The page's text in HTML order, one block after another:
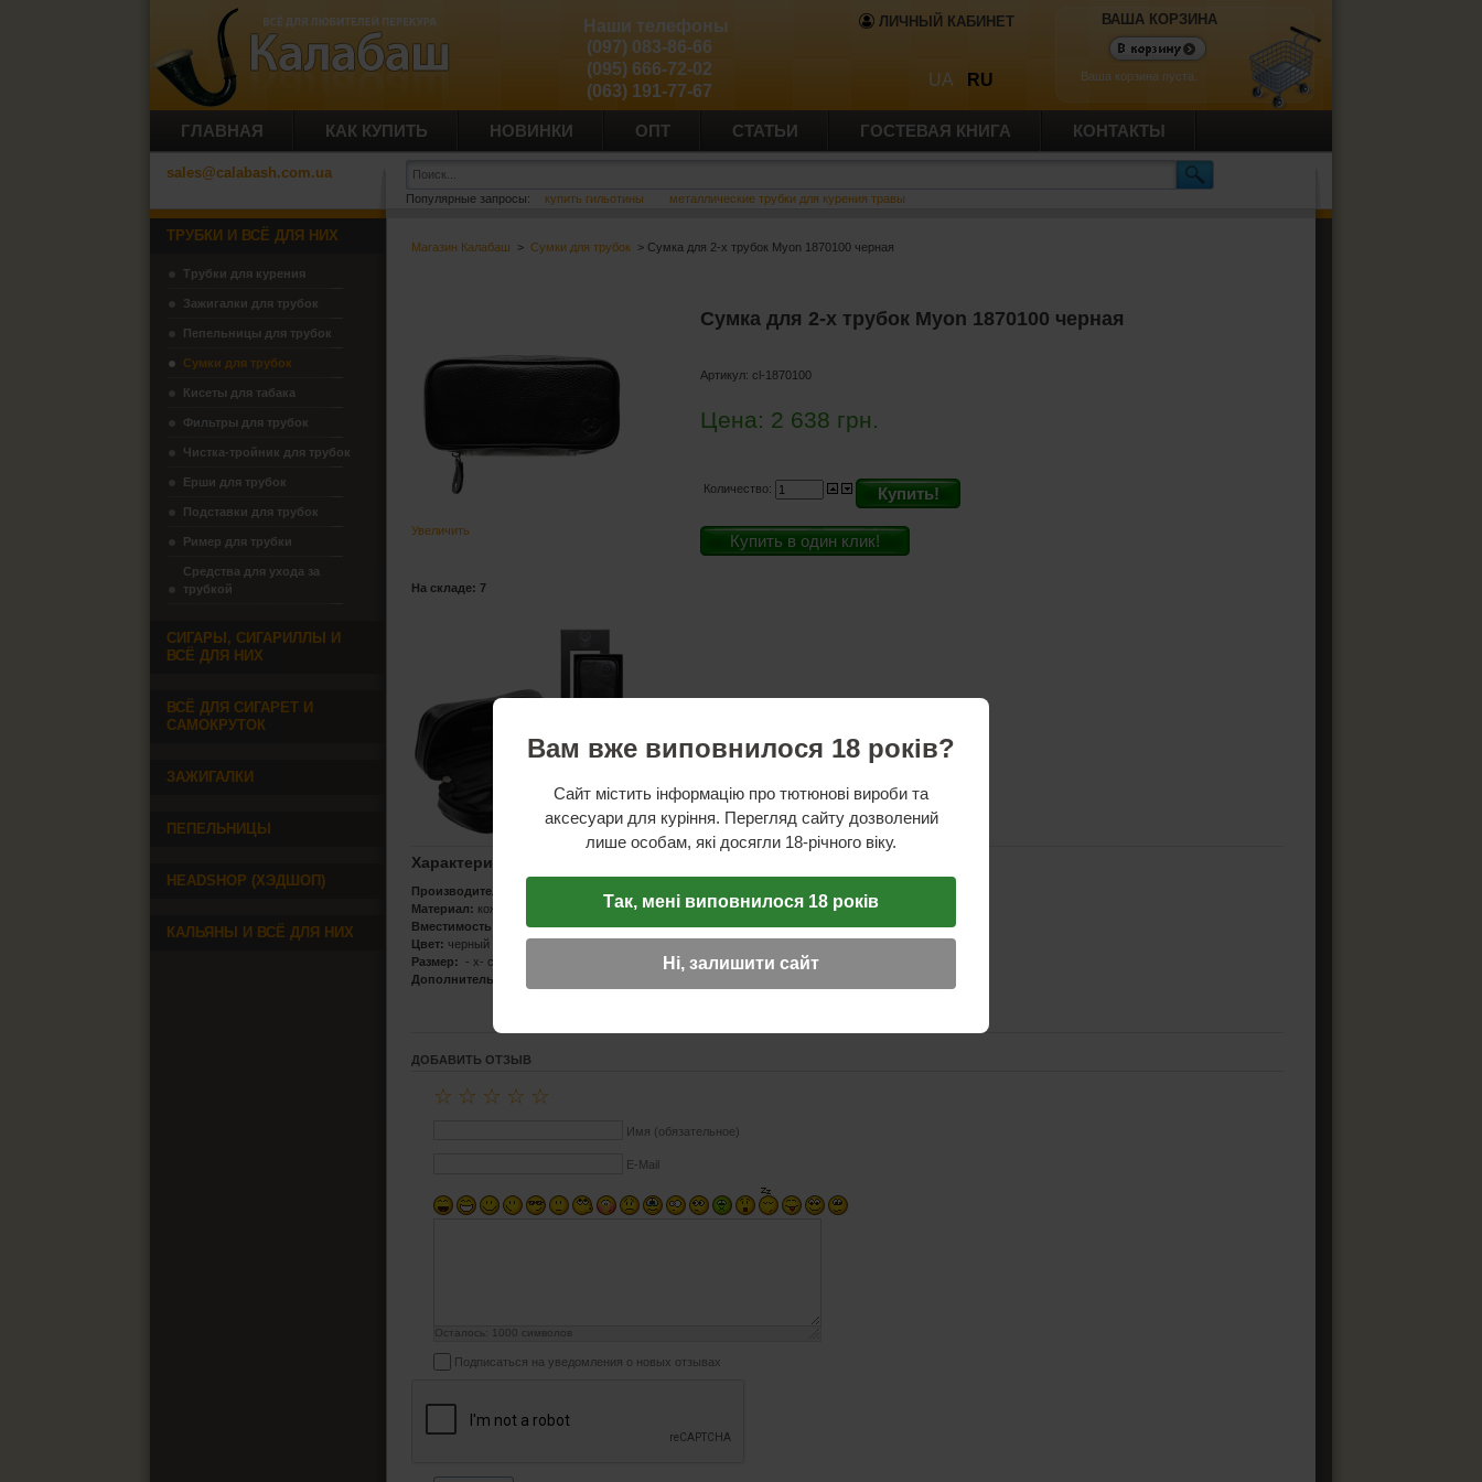
ЛИЧНЫЙ КАБИНЕТ
UA RU
Наши телефоны
(097) 083-86-66
(095) 666-72-02
(063) 191-77-67
ВАША КОРЗИНА
Ваша корзина пуста.
ГЛАВНАЯ КАК КУПИТЬ НОВИНКИ ОПТ СТАТЬИ ГОСТЕВАЯ КНИГА КОНТАКТЫ
sales@calabash.com.ua
Популярные запросы: купить гильотины металлические трубки для курения травы
Магазин Калабаш > Сумки для трубок > Сумка для 2-х трубок Myon 1870100 черная
Увеличить
Сумка для 2-х трубок Myon 1870100 черная
Артикул:cl-1870100
Цена: 2 638 грн.
Количество: Купить!
Купить в один клик!
На складе: 7
Характеристики
Производитель:
Материал: кожа
Вместимость:
для 2-х трубок
Цвет: черный
Размер:
- х- см
Дополнительно:
ДОБАВИТЬ ОТЗЫВ
☆
☆
☆
☆
☆
Имя (обязательное)
E-Mail
Осталось: 1000 символов
Подписаться на уведомления о новых отзывах
ТРУБКИ И ВСЁ ДЛЯ НИХ
Трубки для курения
Зажигалки для трубок
Пепельницы для трубок
Сумки для трубок
Кисеты для табака
Фильтры для трубок
Чистка-тройник для трубок
Ерши для трубок
Подставки для трубок
Ример для трубки
Средства для ухода за
трубкой
СИГАРЫ, СИГАРИЛЛЫ И
ВСЁ ДЛЯ НИХ
ВСЁ ДЛЯ СИГАРЕТ И
САМОКРУТОК
ЗАЖИГАЛКИ
ПЕПЕЛЬНИЦЫ
HEADSHOP (ХЭДШОП)
КАЛЬЯНЫ И ВСЁ ДЛЯ НИХ
Вам вже виповнилося 18 років?
Сайт містить інформацію про тютюнові вироби та
аксесуари для куріння. Перегляд сайту дозволений
лише особам, які досягли 18-річного віку.
Так, мені виповнилося 18 років
Ні, залишити сайт